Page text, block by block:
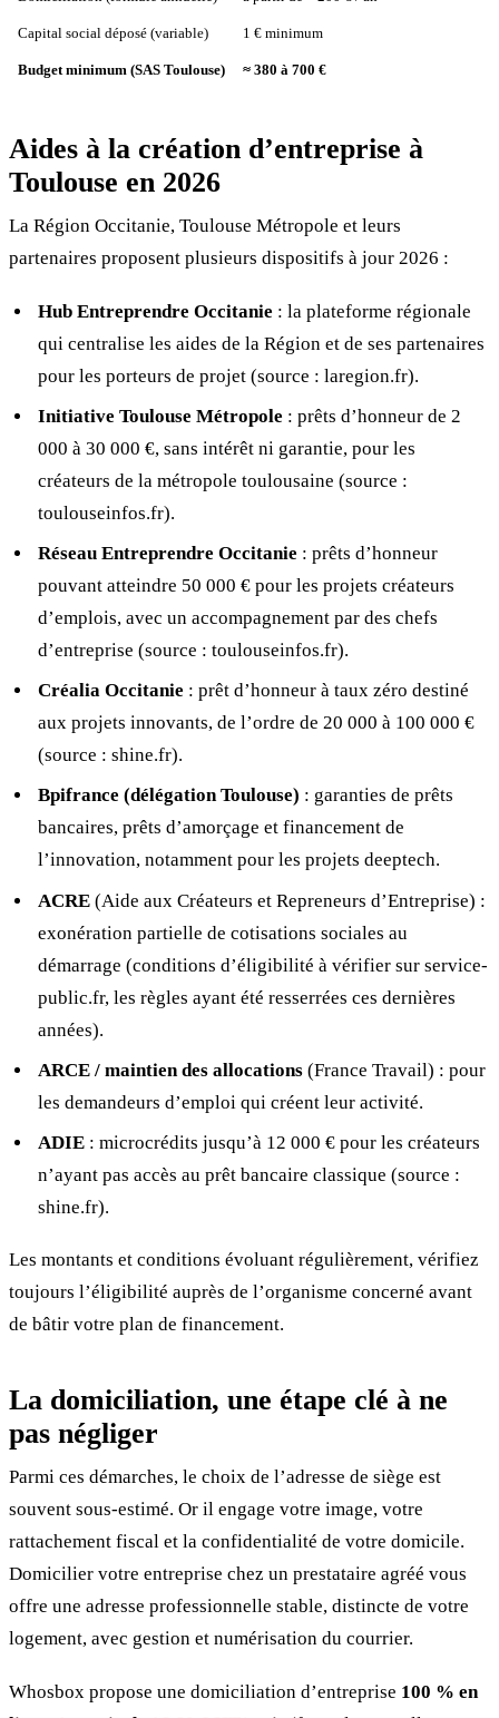
Capital social déposé (variable) 1 € minimum
Budget minimum (SAS Toulouse) ≈ 380 à 700 €
Aides à la création d’entreprise à
Toulouse en 2026
La Région Occitanie, Toulouse Métropole et leurs
partenaires proposent plusieurs dispositifs à jour 2026 :
Hub Entreprendre Occitanie : la plateforme régionale
qui centralise les aides de la Région et de ses partenaires
pour les porteurs de projet (source : laregion.fr).
Initiative Toulouse Métropole : prêts d’honneur de 2
000 à 30 000 €, sans intérêt ni garantie, pour les
créateurs de la métropole toulousaine (source :
toulouseinfos.fr).
Réseau Entreprendre Occitanie : prêts d’honneur
pouvant atteindre 50 000 € pour les projets créateurs
d’emplois, avec un accompagnement par des chefs
d’entreprise (source : toulouseinfos.fr).
Créalia Occitanie : prêt d’honneur à taux zéro destiné
aux projets innovants, de l’ordre de 20 000 à 100 000 €
(source : shine.fr).
Bpifrance (délégation Toulouse) : garanties de prêts
bancaires, prêts d’amorçage et financement de
l’innovation, notamment pour les projets deeptech.
ACRE(Aide aux Créateurs et Repreneurs d’Entreprise) :
exonération partielle de cotisations sociales au
démarrage (conditions d’éligibilité à vérifier sur service-
public.fr, les règles ayant été resserrées ces dernières
années).
ARCE / maintien des allocations(France Travail) : pour
les demandeurs d’emploi qui créent leur activité.
ADIE: microcrédits jusqu’à 12 000 € pour les créateurs
n’ayant pas accès au prêt bancaire classique (source :
shine.fr).
Les montants et conditions évoluant régulièrement, vérifiez
toujours l’éligibilité auprès de l’organisme concerné avant
de bâtir votre plan de financement.
La domiciliation, une étape clé à ne
pas négliger
Parmi ces démarches, le choix de l’adresse de siège est
souvent sous-estimé. Or il engage votre image, votre
rattachement fiscal et la confidentialité de votre domicile.
Domicilier votre entreprise chez un prestataire agréé vous
offre une adresse professionnelle stable, distincte de votre
logement, avec gestion et numérisation du courrier.
Whosbox propose une domiciliation d’entreprise 100 % en